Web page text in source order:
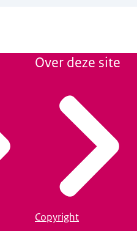
Over deze site
Copyright